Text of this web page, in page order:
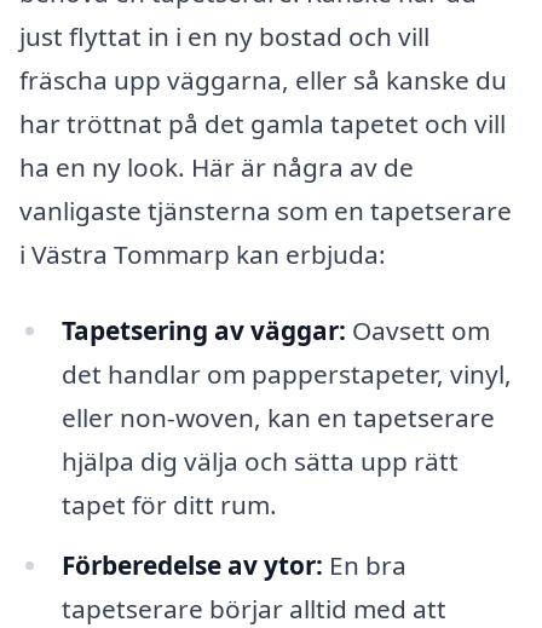
just flyttat in i en ny bostad och vill
fräscha upp väggarna, eller så kanske du
har tröttnat på det gamla tapetet och vill
ha en ny look. Här är några av de
vanligaste tjänsterna som en tapetserare
i Västra Tommarp kan erbjuda:
Tapetsering av väggar: Oavsett om
det handlar om papperstapeter, vinyl,
eller non-woven, kan en tapetserare
hjälpa dig välja och sätta upp rätt
tapet för ditt rum.
Förberedelse av ytor: En bra
tapetserare börjar alltid med att